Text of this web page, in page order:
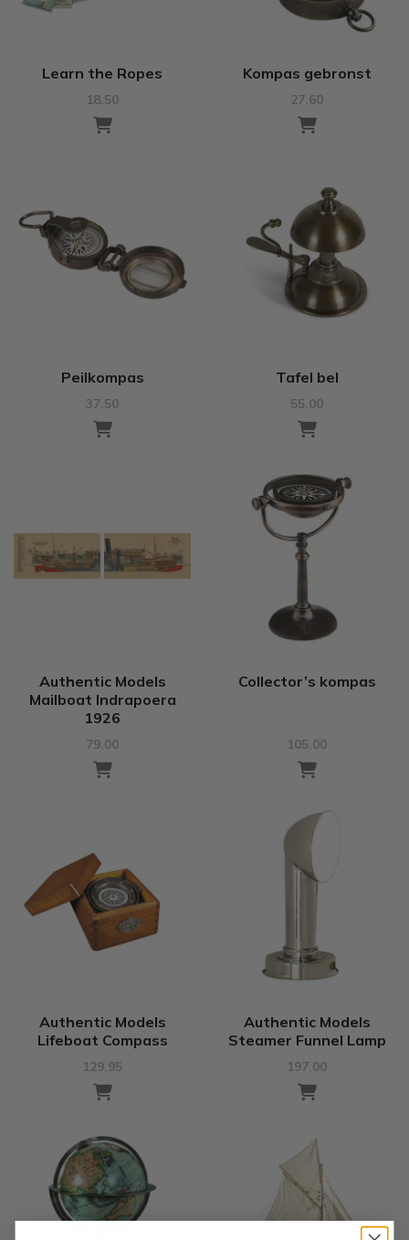
Learn the Ropes
18.50
Kompas gebronst
27.60
Peilkompas
37.50
Tafel bel
55.00
Authentic Models
Mailboat Indrapoera
1926
79.00
Collector’s kompas
105.00
Authentic Models
Lifeboat Compass
129.95
Authentic Models
Steamer Funnel Lamp
197.00